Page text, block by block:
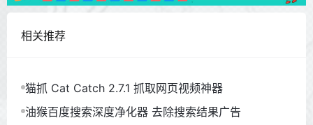
相关推荐
猫抓 Cat Catch 2.7.1 抓取网页视频神器
油猴百度搜索深度净化器 去除搜索结果广告